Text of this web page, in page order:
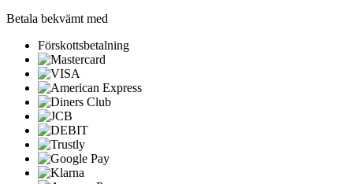
Betala bekvämt med
Förskottsbetalning